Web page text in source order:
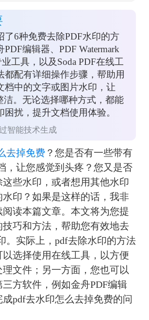
了6种免费去除PDF水印的方
编辑器、PDF Watermark
业工具，以及Soda PDF在线工
都配有详细操作步骤，帮助用
档中的文字或图片水印，让
洁。无论选择哪种方式，都能
困扰，提升文档使用体验。
智能技术生成
去掉免费 ？您是否有一些带有
，让您感觉到头疼？您又是否
些水印，或者想用其他水印
水印？如果是这样的话，我非
读本篇文章。本文将为您提
巧和方法，帮助您有效地去
。实际上，pdf去除水印的方法
选择使用在线工具，以方便
文件；另一方面，您也可以
方软件，例如金舟PDF编辑
pdf去水印怎么去掉免费的问